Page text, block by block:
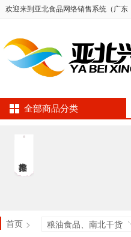
欢迎来到亚北食品网络销售系统（广东
全部商品分类
首页 > 粮油食品、南北干货